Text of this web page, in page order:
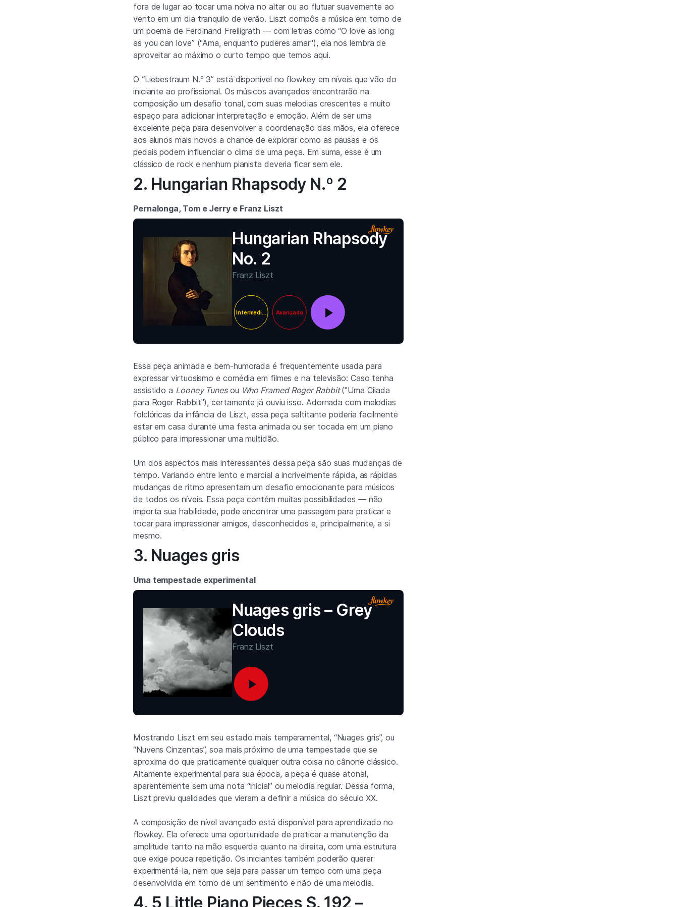
fora de lugar ao tocar uma noiva no altar ou ao flutuar suavemente ao
vento em um dia tranquilo de verão. Liszt compôs a música em torno de
um poema de Ferdinand Freiligrath — com letras como “O love as long
as you can love” ("Ama, enquanto puderes amar"), ela nos lembra de
aproveitar ao máximo o curto tempo que temos aqui.
O “Liebestraum N.º 3” está disponível no flowkey em níveis que vão do
iniciante ao profissional. Os músicos avançados encontrarão na
composição um desafio tonal, com suas melodias crescentes e muito
espaço para adicionar interpretação e emoção. Além de ser uma
excelente peça para desenvolver a coordenação das mãos, ela oferece
aos alunos mais novos a chance de explorar como as pausas e os
pedais podem influenciar o clima de uma peça. Em suma, esse é um
clássico de rock e nenhum pianista deveria ficar sem ele.
2. Hungarian Rhapsody N.º 2
Pernalonga, Tom e Jerry e Franz Liszt
Hungarian Rhapsody
No. 2
Franz Liszt
Intermediário Avançado
Essa peça animada e bem-humorada é frequentemente usada para
expressar virtuosismo e comédia em filmes e na televisão: Caso tenha
assistido a Looney Tunesou Who Framed Roger Rabbit("Uma Cilada
para Roger Rabbit"), certamente já ouviu isso. Adornada com melodias
folclóricas da infância de Liszt, essa peça saltitante poderia facilmente
estar em casa durante uma festa animada ou ser tocada em um piano
público para impressionar uma multidão.
Um dos aspectos mais interessantes dessa peça são suas mudanças de
tempo. Variando entre lento e marcial a incrivelmente rápida, as rápidas
mudanças de ritmo apresentam um desafio emocionante para músicos
de todos os níveis. Essa peça contém muitas possibilidades — não
importa sua habilidade, pode encontrar uma passagem para praticar e
tocar para impressionar amigos, desconhecidos e, principalmente, a si
mesmo.
3. Nuages gris
Uma tempestade experimental
Nuages gris – Grey
Clouds
Franz Liszt
Mostrando Liszt em seu estado mais temperamental, “Nuages gris”, ou
“Nuvens Cinzentas”, soa mais próximo de uma tempestade que se
aproxima do que praticamente qualquer outra coisa no cânone clássico.
Altamente experimental para sua época, a peça é quase atonal,
aparentemente sem uma nota “inicial” ou melodia regular. Dessa forma,
Liszt previu qualidades que vieram a definir a música do século XX.
A composição de nível avançado está disponível para aprendizado no
flowkey. Ela oferece uma oportunidade de praticar a manutenção da
amplitude tanto na mão esquerda quanto na direita, com uma estrutura
que exige pouca repetição. Os iniciantes também poderão querer
experimentá-la, nem que seja para passar um tempo com uma peça
desenvolvida em torno de um sentimento e não de uma melodia.
4. 5 Little Piano Pieces S. 192 –